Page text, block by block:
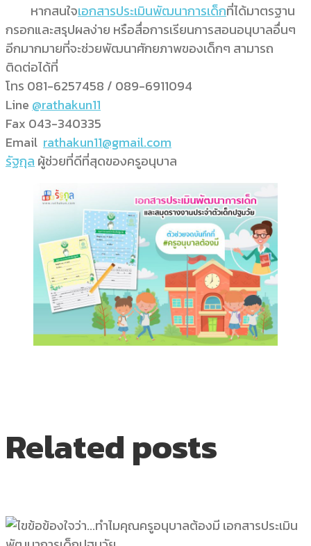
หากสนใจเอกสารประเมินพัฒนาการเด็กที่ได้มาตรฐาน
กรอกและสรุปผลง่าย หรือสื่อการเรียนการสอนอนุบาลอื่นๆ
อีกมากมายที่จะช่วยพัฒนาศักยภาพของเด็กๆ สามารถ
ติดต่อได้ที่
โทร 081-6257458 / 089-6911094
Line @rathakun11
Fax 043-340335
Email rathakun11@gmail.com
รัฐกุล ผู้ช่วยที่ดีที่สุดของครูอนุบาล
Related posts